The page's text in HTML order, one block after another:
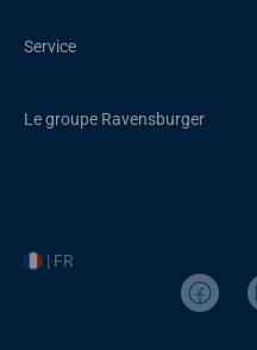
Service
Le groupe Ravensburger
| FR